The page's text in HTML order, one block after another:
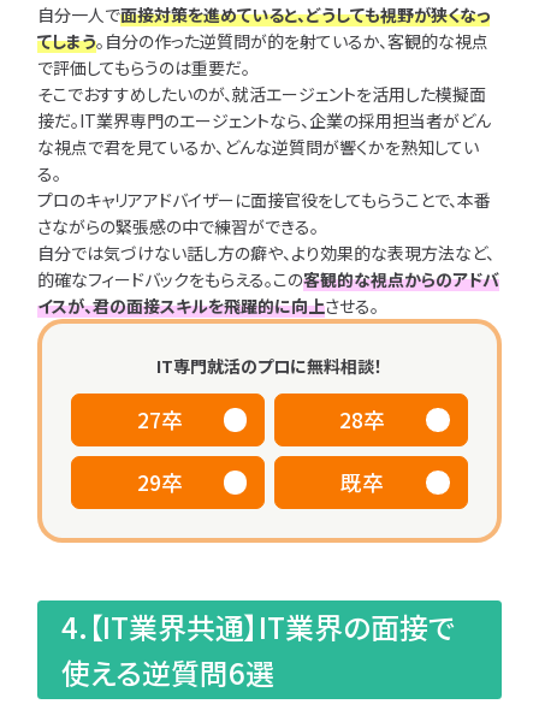
自分一人で面接対策を進めていると、どうしても視野が狭くなっ
てしまう。自分の作った逆質問が的を射ているか、客観的な視点
で評価してもらうのは重要だ。
そこでおすすめしたいのが、就活エージェントを活用した模擬面
接だ。IT業界専門のエージェントなら、企業の採用担当者がどん
な視点で君を見ているか、どんな逆質問が響くかを熟知してい
る。
プロのキャリアアドバイザーに面接官役をしてもらうことで、本番
さながらの緊張感の中で練習ができる。
自分では気づけない話し方の癖や、より効果的な表現方法など、
的確なフィードバックをもらえる。この客観的な視点からのアドバ
イスが、君の面接スキルを飛躍的に向上させる。
IT専門就活のプロに無料相談！
27卒 28卒
29卒 既卒
4.【IT業界共通】IT業界の面接で
使える逆質問6選